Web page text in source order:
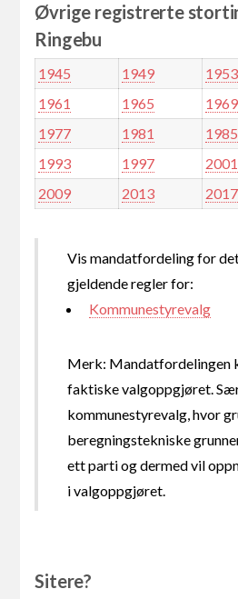
Øvrige registrerte
Ringebu
1945 1949 1953
1961
1965 1969
1977
1981 1985
1993
1997 2001
2009
2013 2017
Vis mandatfordeling for
gjeldende regler for:
Kommunestyrevalg
Merk: Mandatfordelingen
faktiske valgoppgjøret.
kommunestyrevalg, hvor
beregningstekniske
ett parti og dermed vil
i valgoppgjøret.
Sitere?